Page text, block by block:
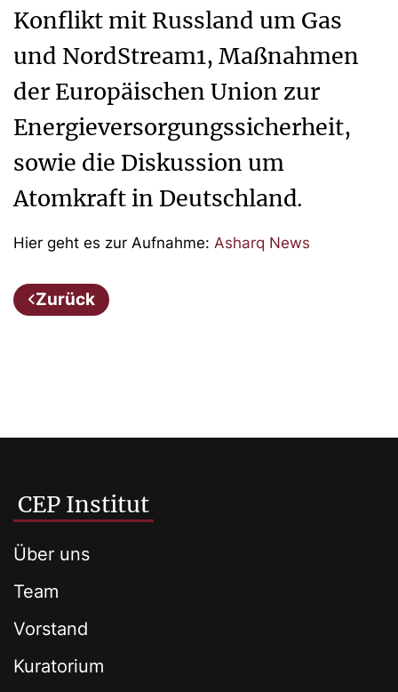
Konflikt mit Russland um Gas
und NordStream1, Maßnahmen
der Europäischen Union zur
Energieversorgungssicherheit,
sowie die Diskussion um
Atomkraft in Deutschland.
Hier geht es zur Aufnahme: Asharq News
Zurück
CEP Institut
Über uns
Team
Vorstand
Kuratorium